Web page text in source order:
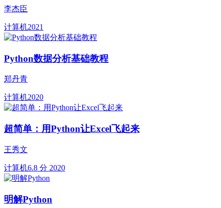
李杰臣
计算机2021
Python数据分析基础教程
郑丹青
计算机2020
超简单：用Python让Excel飞起来
王秀文
计算机6.8 分 2020
明解Python